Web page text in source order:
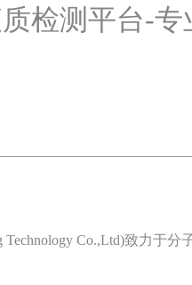
检测平台-
Technology Co.,Ltd)致力